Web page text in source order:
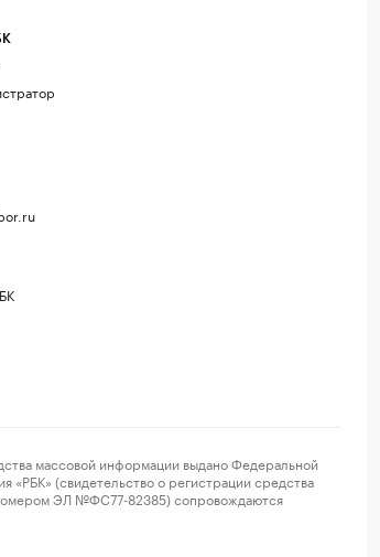
массовой информации выдано Федеральной
(свидетельство о регистрации средства
ЭЛ №ФС77-82385) сопровождаются